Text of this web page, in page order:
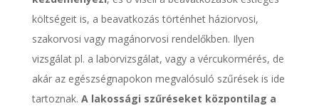
költségeit is, a beavatkozás történhet háziorvosi,
szakorvosi vagy magánorvosi rendelőkben. Ilyen
vizsgálat pl. a laborvizsgálat, vagy a vércukormérés, de
akár az egészségnapokon megvalósuló szűrések is ide
tartoznak. A lakossági szűréseket központilag a